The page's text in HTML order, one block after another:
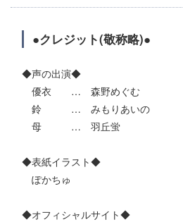
●クレジット(敬称略)●
◆声の出演◆
優衣 … 森野めぐむ
鈴 … みもりあいの
母 … 羽丘蛍
◆表紙イラスト◆
ぽかちゅ
◆オフィシャルサイト◆